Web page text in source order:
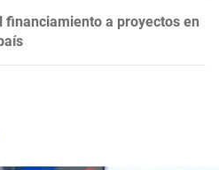
financiamiento a proyectos en